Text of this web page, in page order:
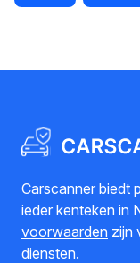
Carscanner biedt
ieder kenteken in
voorwaarden zijn
diensten.